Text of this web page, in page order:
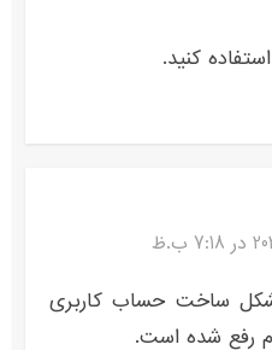
کنید.
ساخت حساب کاربری
رفع شده است.